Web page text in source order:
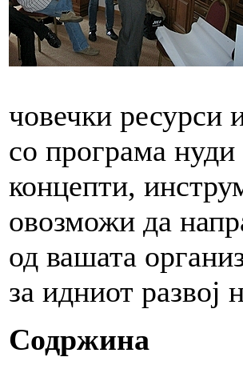
човечки ресурси
со програма
концепти,
овозможи да
од вашата
за идниот развој
Содржина